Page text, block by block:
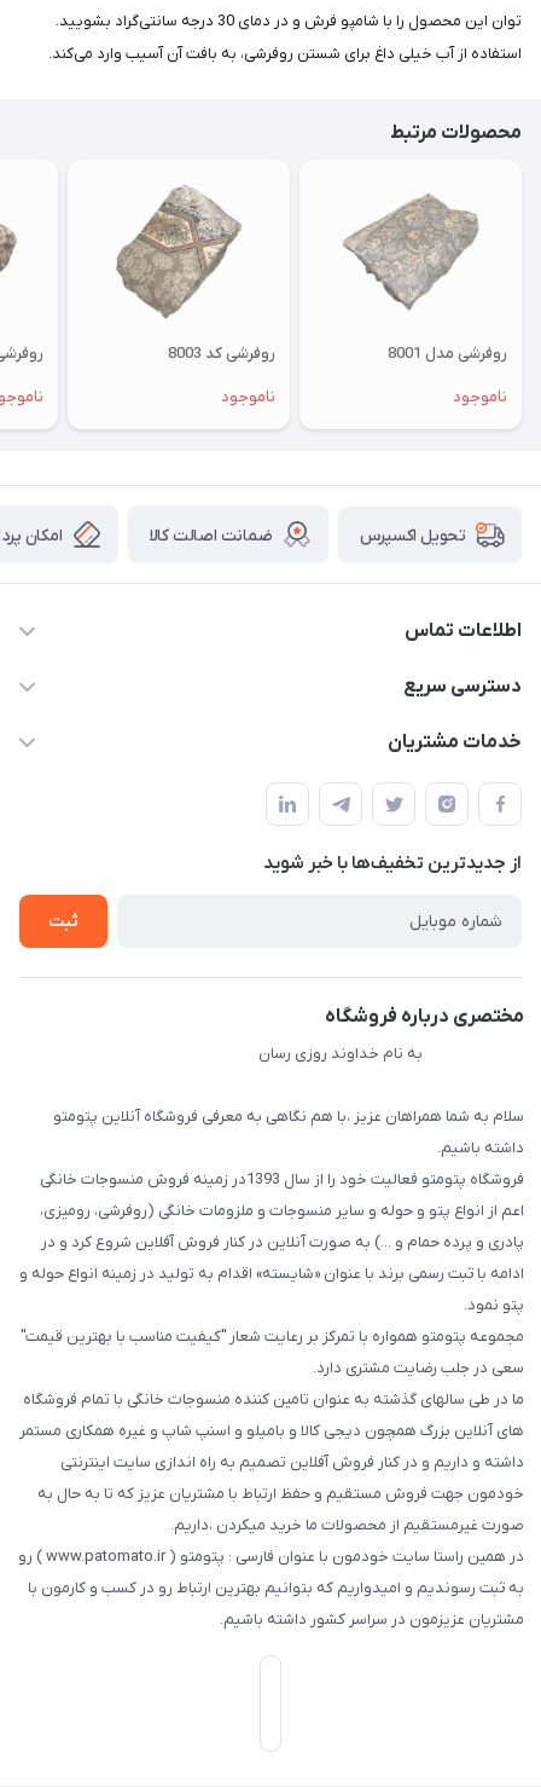
توان این محصول را با شامپو فرش و در دمای 30 درجه سانتی‌گراد بشویید.
استفاده از آب خیلی داغ برای شستن روفرشی، به بافت آن آسیب وارد می‌کند.
محصولات مرتبط
روفرشی مدل 8001
ناموجود
روفرشی کد 8003
ناموجود
روفرشی
تحویل اکسپرس ضمانت اصالت کالا امکان
اطلاعات تماس
09034287359
دسترسی سریع
حساب کاربری
لیست محصولات
درباره ما
خدمات مشتریان
قوانین و مقررات
حریم خصوصی
راهنما
از جدید‌ترین تخفیف‌ها با‌ خبر شوید
ثبت
مختصری درباره فروشگاه
به نام خداوند روزی رسان
سلام به شما همراهان عزیز ،با هم نگاهی به معرفی فروشگاه آنلاین پتومتو
داشته باشیم.
فروشگاه پتومتو فعالیت خود را از سال 1393در زمینه فروش منسوجات خانگی
اعم از انواع پتو و حوله و سایر منسوجات و ملزومات خانگی (روفرشی، رومیزی،
پادری و پرده حمام و ...) به صورت آنلاین در کنار فروش آفلاین شروع کرد و در
ادامه با ثبت رسمی برند با عنوان «شایسته» اقدام به تولید در زمینه انواع حوله و
پتو نمود.
مجموعه پتومتو همواره با تمرکز بر رعایت شعار "کیفیت مناسب با بهترین قیمت"
سعی در جلب رضایت مشتری دارد.
ما در طی سالهای گذشته به عنوان تامین کننده منسوجات خانگی با تمام فروشگاه
های آنلاین بزرگ همچون دیجی کالا و بامیلو و اسنپ شاپ و غیره همکاری مستمر
داشته و داریم و در کنار فروش آفلاین تصمیم به راه اندازی سایت اینترنتی
خودمون جهت فروش مستقیم و حفظ ارتباط با مشتریان عزیز که تا به حال به
صورت غیرمستقیم از محصولات ما خرید میکردن ،داریم.
در همین راستا سایت خودمون با عنوان فارسی : پتومتو ( www.patomato.ir ) رو
به ثبت رسوندیم و امیدواریم که بتوانیم بهترین ارتباط رو در کسب و کارمون با
مشتریان عزیزمون در سراسر کشور داشته باشیم.